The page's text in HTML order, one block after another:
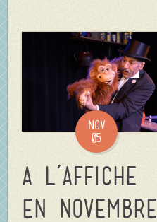
Nov
05
A l’affiche
en novembre